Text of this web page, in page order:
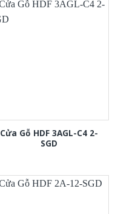
Cửa Gỗ HDF 3AGL-C4 2-
SGD